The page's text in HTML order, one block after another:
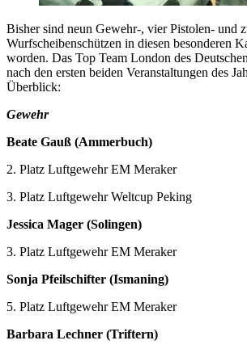
Bisher sind neun Gewehr-, vier Pistolen- und
Wurfscheibenschützen in diesen besonderen
worden. Das Top Team London des
nach den ersten beiden Veranstaltungen des
Überblick:
Gewehr
Beate Gauß (Ammerbuch)
2. Platz Luftgewehr EM Meraker
3. Platz Luftgewehr Weltcup Peking
Jessica Mager (Solingen)
3. Platz Luftgewehr EM Meraker
Sonja Pfeilschifter (Ismaning)
5. Platz Luftgewehr EM Meraker
Barbara Lechner (Triftern)